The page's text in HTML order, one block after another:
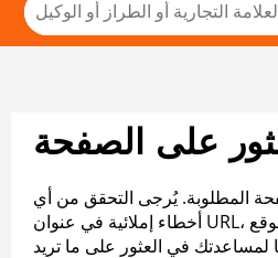
على الصفحة
المطلوبة. يُرجى التحقق من أي
أخطاء إملائية في عنوان URL، أو عرض خريطة الموقع